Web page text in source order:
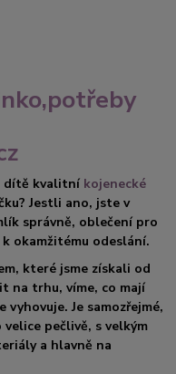
dítě kvalitní kojenecké
Jestli ano, jste v
správně, oblečení pro
okamžitému odeslání.
které jsme získali od
na trhu, víme, co mají
Je samozřejmé,
pečlivě, s velkým
a hlavně na